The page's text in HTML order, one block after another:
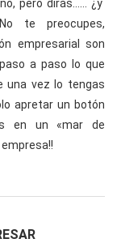
pero dirás…… ¿y
te preocupes,
empresarial son
a paso lo que
una vez lo tengas
apretar un botón
en un «mar de